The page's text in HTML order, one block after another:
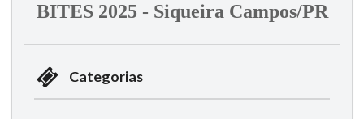
BITES 2025 - Siqueira Campos/PR
Categorias